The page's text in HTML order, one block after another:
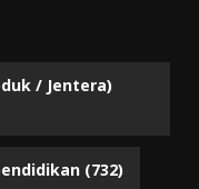
/ Jentera)
(732)